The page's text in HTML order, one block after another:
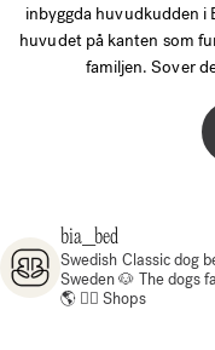
inbyggda huvudkudden i
huvudet på kanten som
familjen. Sover
bia_bed
Swedish Classic dog
Sweden🐶 The dogs
🌎 👇🏼 Shops